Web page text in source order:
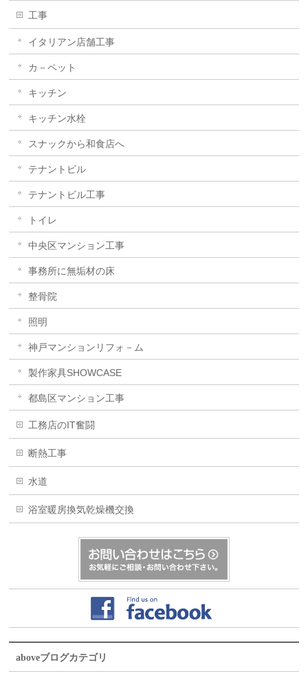
工事
イタリアン店舗工事
カ－ペット
キッチン
キッチン水栓
スナックから和食店へ
テナントビル
テナントビル工事
トイレ
中央区マンション工事
事務所に無垢材の床
整骨院
照明
神戸マンションリフォ－ム
製作家具SHOWCASE
都島区マンション工事
工務店のIT奮闘
断熱工事
水道
浴室暖房換気乾燥機交換
aboveブログカテゴリ